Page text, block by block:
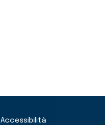
Accessibilità